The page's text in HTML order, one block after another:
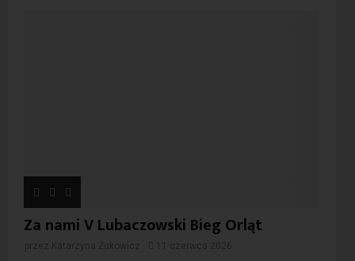
Za nami V Lubaczowski Bieg Orląt